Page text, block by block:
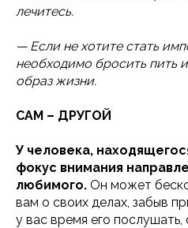
лечитесь.
— Если не хотите стать
необходимо бросить пить
образ жизни.
САМ – ДРУГОЙ
У человека,
фокус внимания
любимого. Он может
вам о своих делах, забыв
у вас время его послушать,